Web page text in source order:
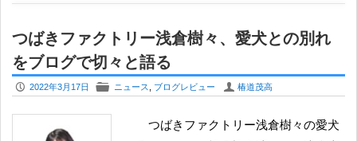
つばきファクトリー浅倉樹々、愛犬との別れ
をブログで切々と語る
P 2022年3月17日 F ニュース ブログレビュー U 椿道茂高
つばきファクトリー浅倉樹々の愛犬